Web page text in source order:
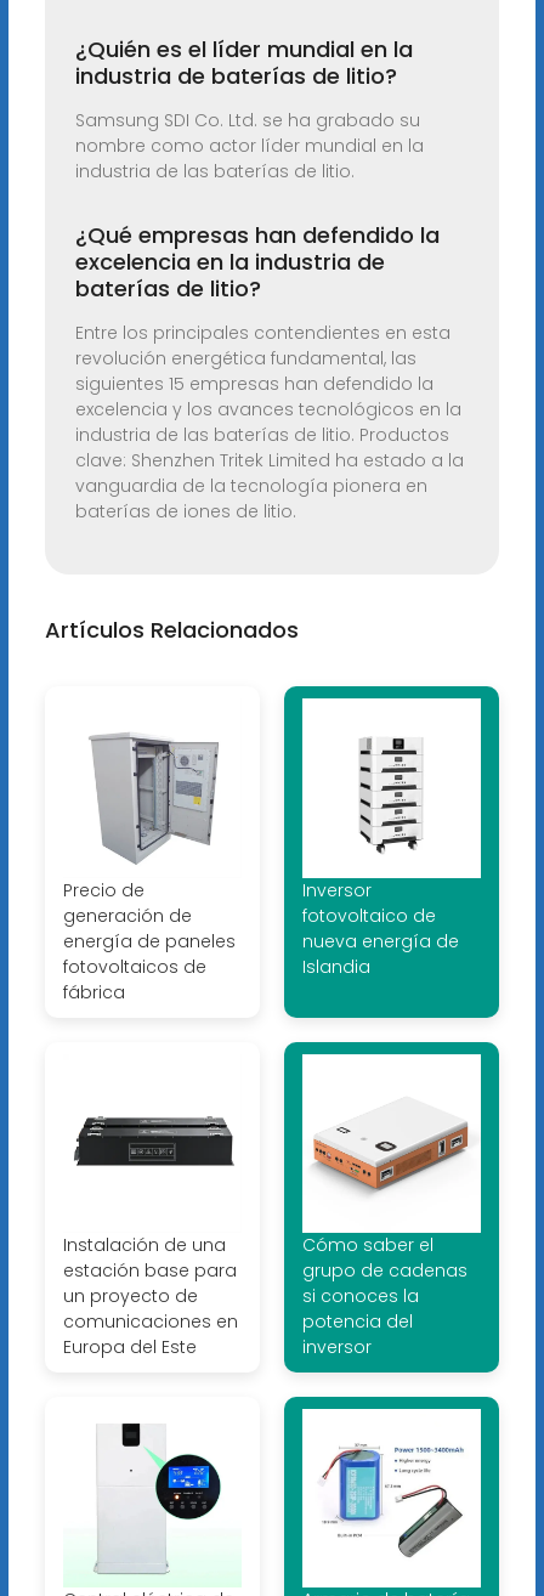
¿Quién es el líder mundial en la
industria de baterías de litio?
Samsung SDI Co. Ltd. se ha grabado su
nombre como actor líder mundial en la
industria de las baterías de litio.
¿Qué empresas han defendido la
excelencia en la industria de
baterías de litio?
Entre los principales contendientes en esta
revolución energética fundamental, las
siguientes 15 empresas han defendido la
excelencia y los avances tecnológicos en la
industria de las baterías de litio. Productos
clave: Shenzhen Tritek Limited ha estado a la
vanguardia de la tecnología pionera en
baterías de iones de litio.
Artículos Relacionados
Precio de
generación de
energía de paneles
fotovoltaicos de
fábrica
Inversor
fotovoltaico de
nueva energía de
Islandia
Instalación de una
estación base para
un proyecto de
comunicaciones en
Europa del Este
Cómo saber el
grupo de cadenas
si conoces la
potencia del
inversor